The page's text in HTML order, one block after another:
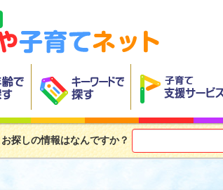
お探しの情報はなんですか？